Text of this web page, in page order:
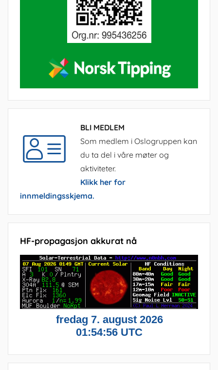
BLI MEDLEM
Som medlem i Oslogruppen kan
du ta del i våre møter og
aktiviteter.
Klikk her for
innmeldingsskjema.
HF-propagasjon akkurat nå